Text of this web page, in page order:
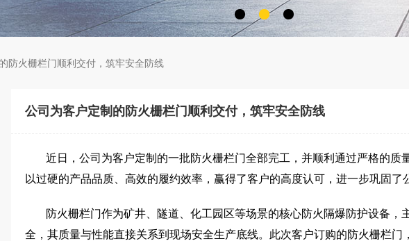
防火栅栏门顺利交付，筑牢安全防线
公司为客户定制的防火栅栏门顺利交付，筑牢安全防线
近日，公司为客户定制的一批防火栅栏门全部完工，并顺利通过严格的
以过硬的产品品质、高效的履约效率，赢得了客户的高度认可，进一步巩固了
防火栅栏门作为矿井、隧道、化工园区等场景的核心防火隔爆防护设备
全，其质量与性能直接关系到现场安全生产底线。此次客户订购的防火栅栏